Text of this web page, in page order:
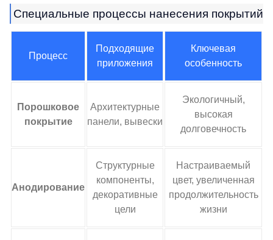
Специальные процессы нанесения покрытий
Процесс
Подходящие
приложения
Ключевая
особенность
Порошковое
покрытие
Архитектурные
панели, вывески
Экологичный,
высокая
долговечность
Анодирование
Структурные
компоненты,
декоративные
цели
Настраиваемый
цвет, увеличенная
продолжительность
жизни